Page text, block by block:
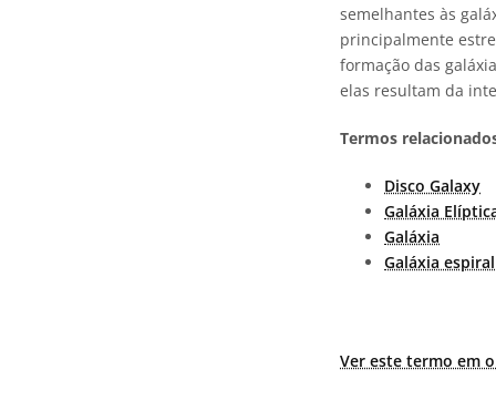
semelhantes às
principalmente
formação das
elas resultam da
Termos
Disco Galaxy
Galáxia
Galáxia
Galáxia espiral
Ver este termo em